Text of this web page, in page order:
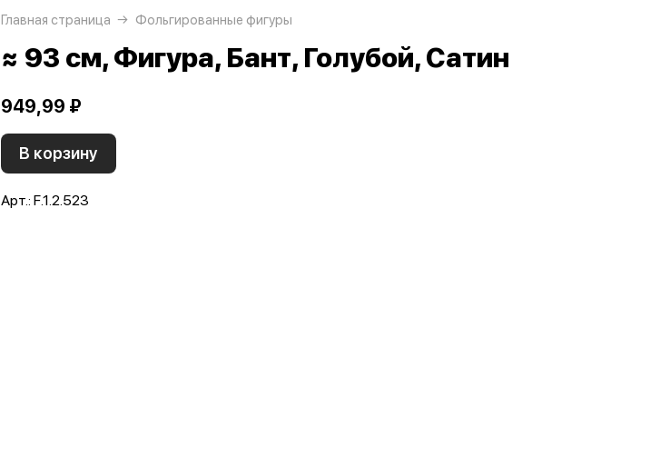
Главная страница Фольгированные фигуры
≈ 93 см, Фигура, Бант, Голубой, Сатин
949,99 ₽
В корзину
Арт.: F.1.2.523